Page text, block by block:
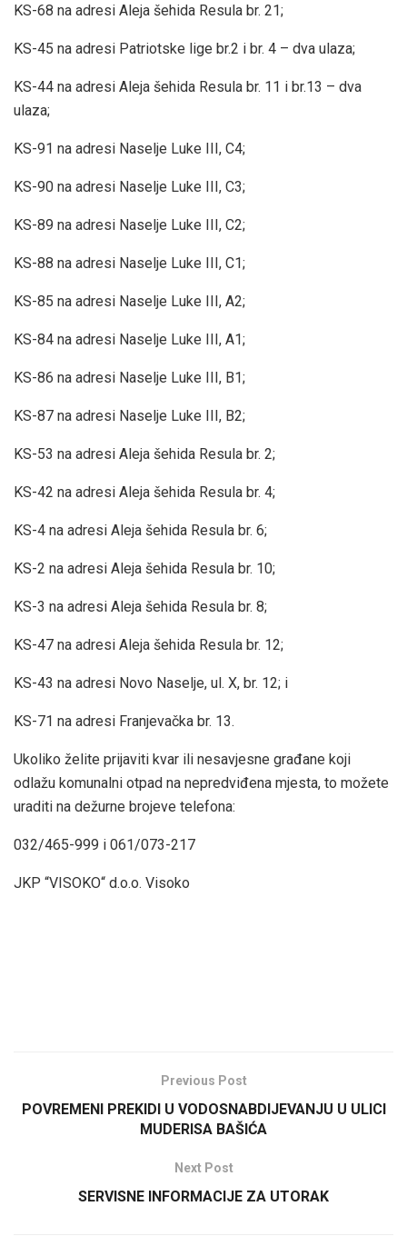
KS-68 na adresi Aleja šehida Resula br. 21;
KS-45 na adresi Patriotske lige br.2 i br. 4 – dva ulaza;
KS-44 na adresi Aleja šehida Resula br. 11 i br.13 – dva
ulaza;
KS-91 na adresi Naselje Luke III, C4;
KS-90 na adresi Naselje Luke III, C3;
KS-89 na adresi Naselje Luke III, C2;
KS-88 na adresi Naselje Luke III, C1;
KS-85 na adresi Naselje Luke III, A2;
KS-84 na adresi Naselje Luke III, A1;
KS-86 na adresi Naselje Luke III, B1;
KS-87 na adresi Naselje Luke III, B2;
KS-53 na adresi Aleja šehida Resula br. 2;
KS-42 na adresi Aleja šehida Resula br. 4;
KS-4 na adresi Aleja šehida Resula br. 6;
KS-2 na adresi Aleja šehida Resula br. 10;
KS-3 na adresi Aleja šehida Resula br. 8;
KS-47 na adresi Aleja šehida Resula br. 12;
KS-43 na adresi Novo Naselje, ul. X, br. 12; i
KS-71 na adresi Franjevačka br. 13.
Ukoliko želite prijaviti kvar ili nesavjesne građane koji
odlažu komunalni otpad na nepredviđena mjesta, to možete
uraditi na dežurne brojeve telefona:
032/465-999 i 061/073-217
JKP “VISOKO“ d.o.o. Visoko
Previous Post
POVREMENI PREKIDI U VODOSNABDIJEVANJU U ULICI
MUDERISA BAŠIĆA
Next Post
SERVISNE INFORMACIJE ZA UTORAK